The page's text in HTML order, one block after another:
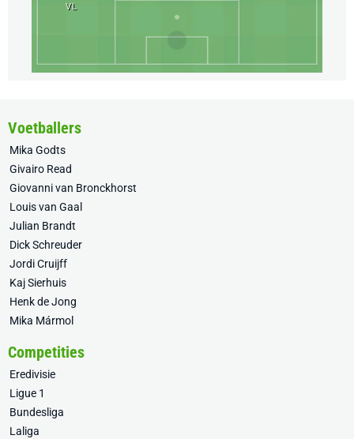
VL
Voetballers
Mika Godts
Givairo Read
Giovanni van Bronckhorst
Louis van Gaal
Julian Brandt
Dick Schreuder
Jordi Cruijff
Kaj Sierhuis
Henk de Jong
Mika Mármol
Competities
Eredivisie
Ligue 1
Bundesliga
Laliga